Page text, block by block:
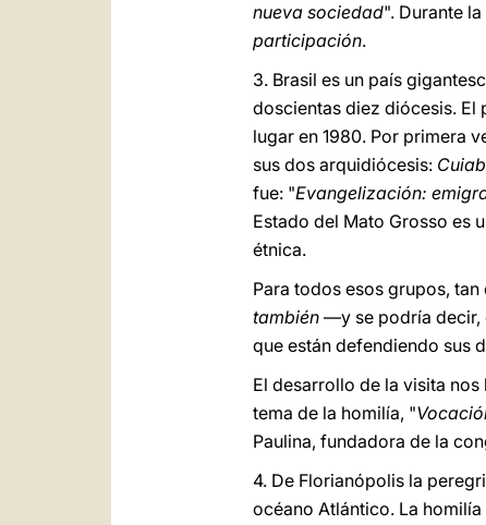
nueva sociedad". Durante
participación.
3. Brasil es un país
doscientas diez diócesis.
lugar en 1980. Por primera
sus dos arquidiócesis:
fue: "Evangelización:
Estado del Mato Grosso es
étnica.
Para todos esos grupos,
también ―y se podría
que están defendiendo sus
El desarrollo de la visita
tema de la homilía, "
Paulina, fundadora de la
4. De Florianópolis la
océano Atlántico. La